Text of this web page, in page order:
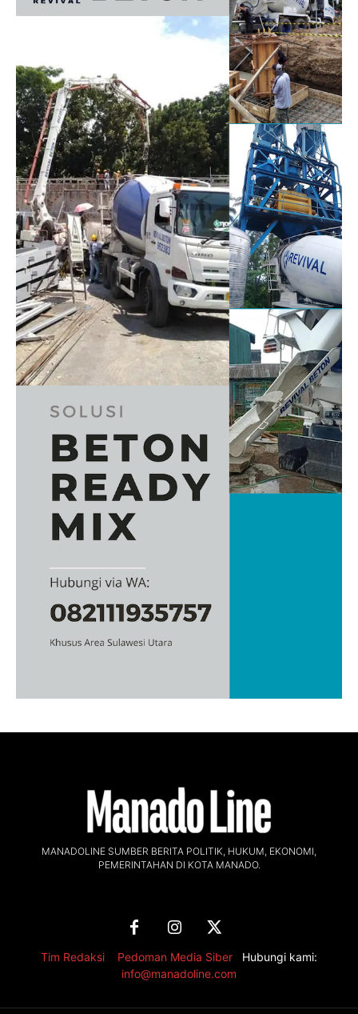
MANADOLINE SUMBER BERITA POLITIK, HUKUM, EKONOMI,
PEMERINTAHAN DI KOTA MANADO.
Tim Redaksi Pedoman Media Siber
Hubungi kami:
info@manadoline.com